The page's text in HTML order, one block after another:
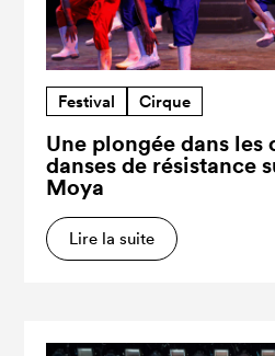
Festival Cirque
Une plongée dans les
danses de résistance
Moya
Lire la suite